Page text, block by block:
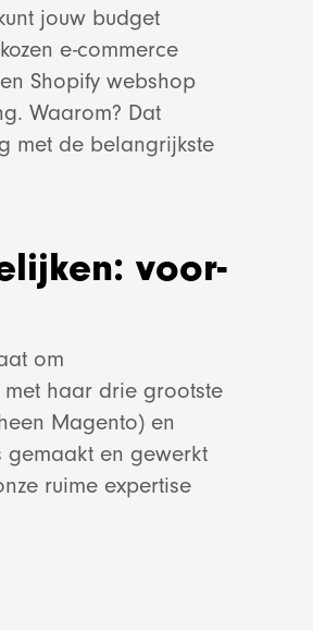
jouw budget
e-commerce
Shopify webshop
Waarom? Dat
met de belangrijkste
voor-
om
haar drie grootste
Magento) en
en gewerkt
ruime expertise